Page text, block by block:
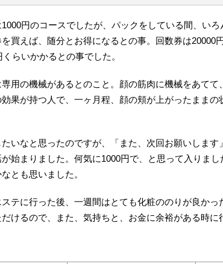
円のコースでしたが、パックをしている間、いろ
を買えば、随分とお得になるとの事。回数券は20000
らいかかるとの事でした。
用の機械があるとのこと。顔の筋肉に機械をあてて
果が持つ人で、一ヶ月程、顔の頬が上がったままの
いなと思ったのですが、「また、次回お願いします
始まりました。何気に1000円で、と思って入りま
とも思いました。
テに行った後、一週間はとても化粧ののりが良かっ
けるので、また、気持ちと、お金に余裕がある時に